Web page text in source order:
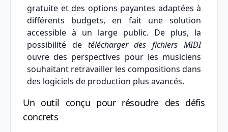
gratuite et des options payantes adaptées à
différents budgets, en fait une solution
accessible à un large public. De plus, la
possibilité de télécharger des fichiers MIDI
ouvre des perspectives pour les musiciens
souhaitant retravailler les compositions dans
des logiciels de production plus avancés.
Un outil conçu pour résoudre des défis
concrets